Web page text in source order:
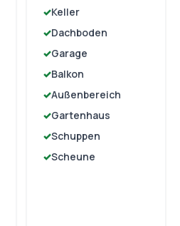
Keller
Dachboden
Garage
Balkon
Außenbereich
Gartenhaus
Schuppen
Scheune